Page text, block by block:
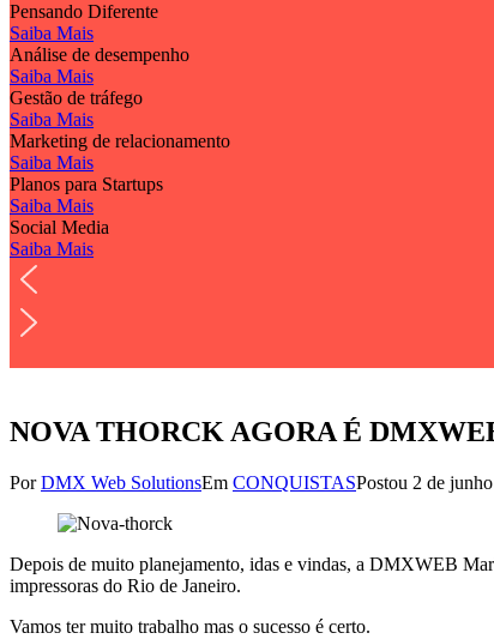
Pensando Diferente
Saiba Mais
Análise de desempenho
Saiba Mais
Gestão de tráfego
Saiba Mais
Marketing de relacionamento
Saiba Mais
Planos para Startups
Saiba Mais
Social Media
Saiba Mais
NOVA THORCK AGORA É
PorDMX Web SolutionsEm CONQUISTASPostou 2 de
Depois de muito planejamento, idas e vindas, a DMXWEB
impressoras do Rio de Janeiro.
Vamos ter muito trabalho mas o sucesso é certo.